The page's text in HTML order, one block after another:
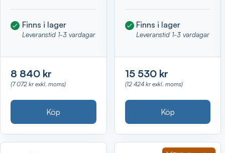
Finns i lager
Leveranstid 1-3 vardagar
8 840 kr
(7 072 kr exkl. moms)
Köp
Finns i lager
Leveranstid 1-3 vardagar
15 530 kr
(12 424 kr exkl. moms)
Köp